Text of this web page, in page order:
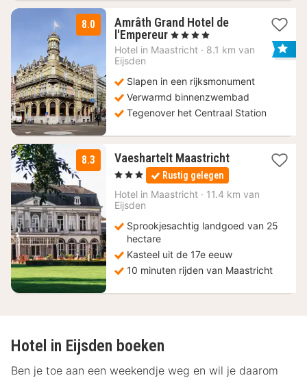
8.0
Amrâth Grand Hotel de
l'Empereur 1
nacht
€
, 4 Sterren
Hotel in Maastricht · 8.1 km van
Eijsden
Slapen in een rijksmonument
Verwarmd binnenzwembad
Tegenover het Centraal Station
8.3 Vaeshartelt Maastricht1
nacht
vanaf
72
, 3 Sterren Rustig gelegen
Hotel in Maastricht · 11.4 km van
Eijsden
Sprookjesachtig landgoed van 25
hectare
Kasteel uit de 17e eeuw
10 minuten rijden van Maastricht
Hotel in Eijsden boeken
Ben je toe aan een weekendje weg en wil je daarom